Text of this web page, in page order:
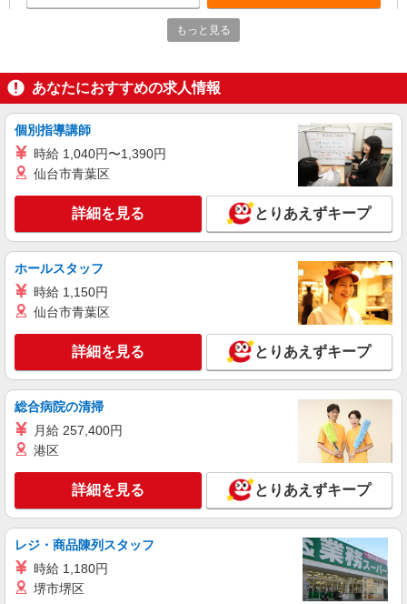
【docomo】の携帯販売スタッフ
時給1300円〜 ※残業代支給 ★交通費別途支給
（規定あり） ゜+゜・。○。・゜+゜・。○。・゜
+゜ 入社祝い金10万円支給(規定有) お友達を紹介
頂くと, インセンティブ支給(規定有) ★月2回払
い・週払い可能（規程有）★ ゜・。○。・゜
鹿児島県霧島市のdocomoショップ
キープ 詳細を見る
株式会社シエロ
【softbank】の携帯販売スタッフ
月給220000円〜240000円（経験・能力によ
る） 固定残業代:32000円〜48000円（20時間相
当） ※時間外手当は時間外労働の有無にかかわら
ず、固定残業代として支給し、相当時間を超える
時間外労働分は法定どおり追加で支給します。 ※
試用期間あり6ヶ月 ※残業代支給 ★交通費別途支
給（規定あり） ゜+゜・。○。・゜+゜・。
○。・゜+゜ 入社祝い金10万円支給(規定有) お友達
を紹介頂くと, インセンティブ支給(規定有) ゜・。
○。・゜+゜・。○。・゜+゜
鹿児島県霧島市のsoftbankショップ
キープ 詳細を見る
株式会社シエロ
人気機種に詳しくなれる携帯販売
時給1400円〜1450円（経験・能力による） ※
残業代支給 ★交通費別途支給（規定あり） ゜
+゜・。○。・゜+゜・。○。・゜+゜ 入社祝い金10
万円支給(規定有) お友達を紹介頂くと, インセンテ
ィブ支給(規定有) ★月2回払い・週払い可能（規程
有）★ ゜・。○。・゜+゜・。○。・゜+゜
鹿児島県霧島市の家電量販店
詳細を見る
派遣社員
もっと見る
あなたにおすすめの求人情報
個別指導講師
時給 1,040円〜1,390円
仙台市青葉区
詳細を見る とりあえずキープ
ホールスタッフ
時給 1,150円
仙台市青葉区
詳細を見る とりあえずキープ
総合病院の清掃
月給 257,400円
港区
詳細を見る とりあえずキープ
レジ・商品陳列スタッフ
時給 1,180円
堺市堺区